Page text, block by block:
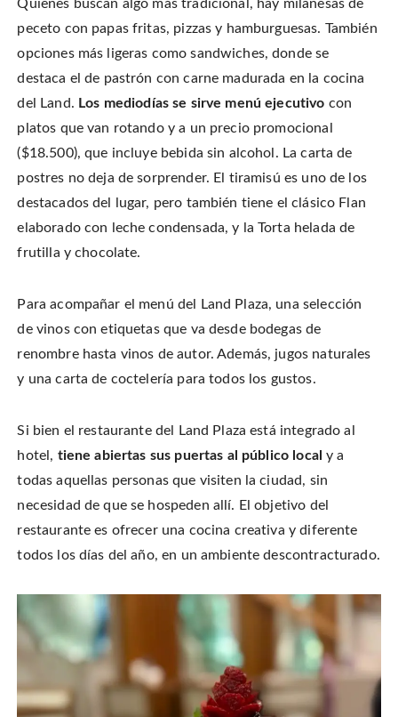
Quienes buscan algo más tradicional, hay milanesas de
peceto con papas fritas, pizzas y hamburguesas. También
opciones más ligeras como sandwiches, donde se
destaca el de pastrón con carne madurada en la cocina
del Land. Los mediodías se sirve menú ejecutivo con
platos que van rotando y a un precio promocional
($18.500), que incluye bebida sin alcohol. La carta de
postres no deja de sorprender. El tiramisú es uno de los
destacados del lugar, pero también tiene el clásico Flan
elaborado con leche condensada, y la Torta helada de
frutilla y chocolate.
Para acompañar el menú del Land Plaza, una selección
de vinos con etiquetas que va desde bodegas de
renombre hasta vinos de autor. Además, jugos naturales
y una carta de coctelería para todos los gustos.
Si bien el restaurante del Land Plaza está integrado al
hotel, tiene abiertas sus puertas al público local y a
todas aquellas personas que visiten la ciudad, sin
necesidad de que se hospeden allí. El objetivo del
restaurante es ofrecer una cocina creativa y diferente
todos los días del año, en un ambiente descontracturado.